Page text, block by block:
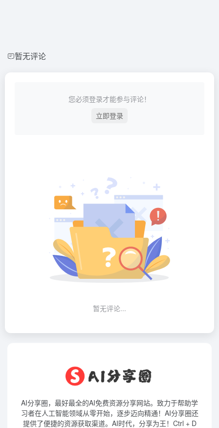
暂无评论
您必须登录才能参与评论！
立即登录
暂无评论...
AI分享圈，最好最全的AI免费资源分享网站。致力于帮助学
习者在人工智能领域从零开始，逐步迈向精通！AI分享圈还
提供了便捷的资源获取渠道。AI时代，分享为王！Ctrl + D